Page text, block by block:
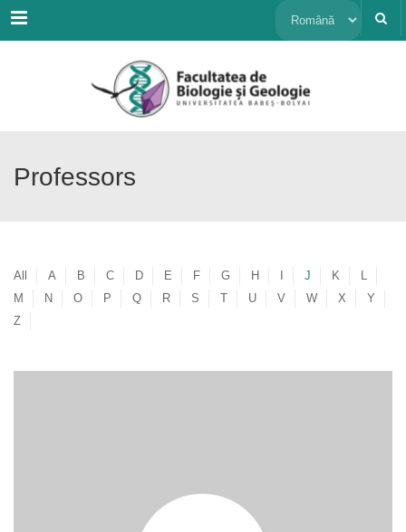
Menu Alege
limbă
Professors
All A B C D E F G H J K
L
M
N O P Q R S T U V W X
Y
Z